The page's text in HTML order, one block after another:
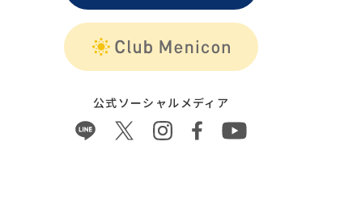
公式ソーシャルメディア